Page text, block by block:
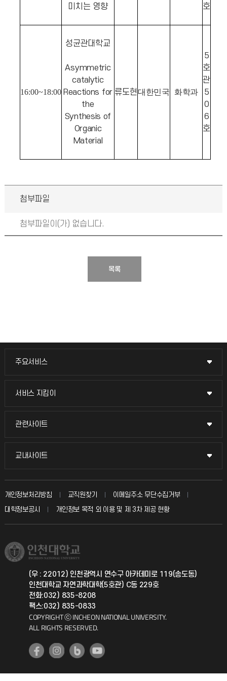
미치는 영향 호
16:00~18:00
성균관대학교
Asymmetric
catalytic
Reactions for
the
Synthesis of
Organic
Material
류도현대한민국 화학과
5
호
관
5
0
6
호
첨부파일
첨부파일이(가) 없습니다.
목록
주요서비스
주요서비스
교무회의방송
입학안내
취업정보(학생)
서비스 지킴이
서비스 지킴이
묻고 답하기
칭찬마당
학생서비스 지킴이
관련사이트
관련사이트
국방헬프콜
총동문회
교내사이트
교내사이트
교수회
교육혁신본부
국제지원과
공자아카데미
기초교육원
개인정보처리방침 교직원찾기
이메일주소 무단수집거부
대학정보공시
개인정보 목적 외 이용 및 제 3차 제공 현황
(우 : 22012) 인천광역시 연수구 아카데미로 119(송도동)
인천대학교 자연과학대학(5호관) C동 229호
전화:032) 835-8208
팩스:032) 835-0833
COPYRIGHT ⓒ INCHEON NATIONAL UNIVERSITY.
ALL RIGHTS RESERVED.